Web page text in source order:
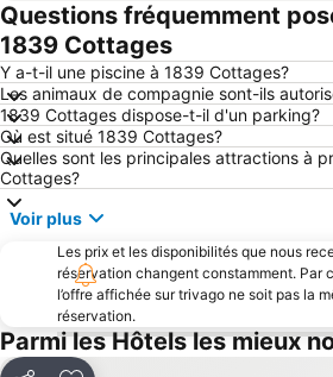
Plage Henley
Zoo
The Ghan
Questions fréquemment
1839 Cottages
Y a-t-il une piscine à 1839 Cottages?
Les animaux de compagnie sont-ils
1839 Cottages dispose-t-il d'un parking?
Où est situé 1839 Cottages?
Quelles sont les principales attractions à
Cottages?
Voir plus
Les prix et les disponibilités que nous
réservation changent constamment. Par
l’offre affichée sur trivago ne soit pas la
réservation.
Parmi les Hôtels les mieux